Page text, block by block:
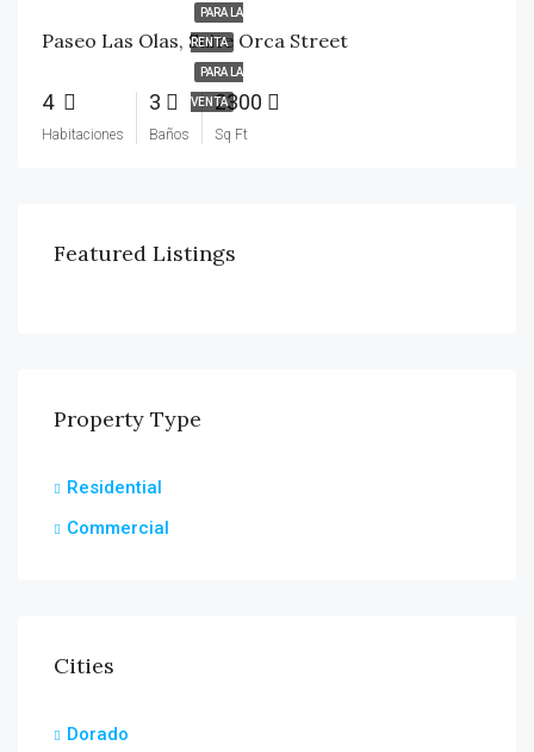
PARA LA
RENTA
PARA LA
VENTA
Paseo Las Olas, Suite Orca Street
4
Habitaciones
3
Baños
2300
Sq Ft
Featured Listings
Property Type
Residential
Commercial
Cities
Dorado